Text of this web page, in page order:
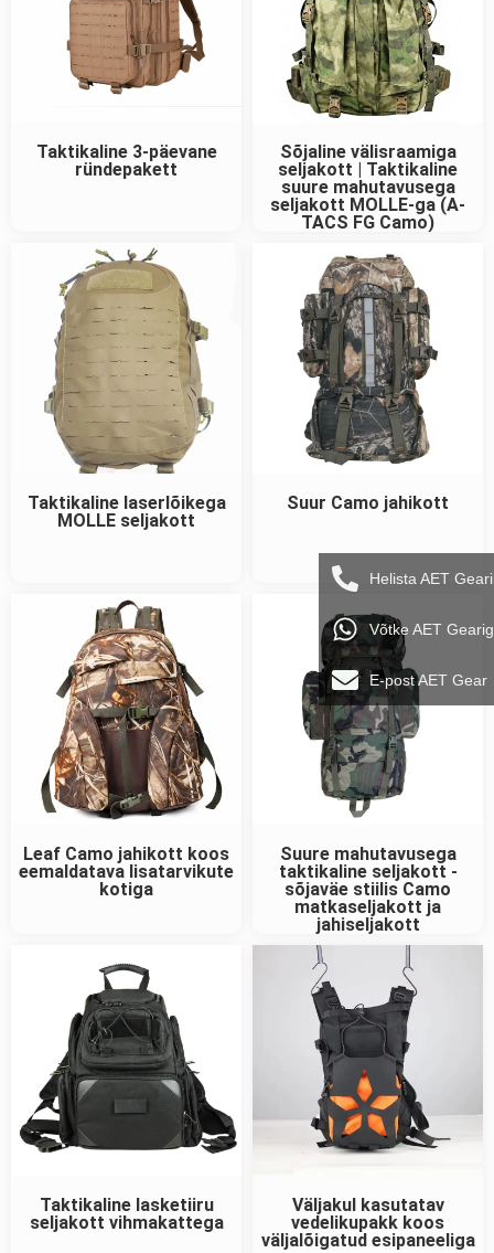
Taktikaline 3-päevane
ründepakett
Sõjaline välisraamiga
seljakott | Taktikaline
suure mahutavusega
seljakott MOLLE-ga (A-
TACS FG Camo)
Taktikaline laserlõikega
MOLLE seljakott
Suur Camo jahikott
Leaf Camo jahikott koos
eemaldatava lisatarvikute
kotiga
Suure mahutavusega
taktikaline seljakott -
sõjaväe stiilis Camo
matkaseljakott ja
jahiseljakott
Taktikaline lasketiiru
seljakott vihmakattega
Väljakul kasutatav
vedelikupakk koos
väljalõigatud esipaneeliga
Helista AET
Võtke AET
E-post AET Gear